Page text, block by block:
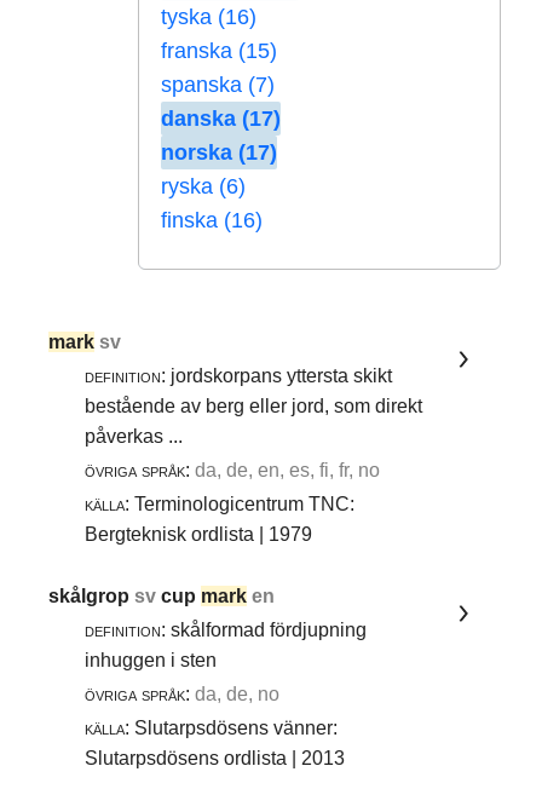
tyska (16)
franska (15)
spanska (7)
danska (17)
norska (17)
ryska (6)
finska (16)
mark sv
definition: jordskorpans yttersta skikt
bestående av berg eller jord, som direkt
påverkas ...
övriga språk: da, de, en, es, fi, fr, no
källa: Terminologicentrum TNC:
Bergteknisk ordlista | 1979
skålgropsvcup mark en
definition: skålformad fördjupning
inhuggen i sten
övriga språk: da, de, no
källa: Slutarpsdösens vänner:
Slutarpsdösens ordlista | 2013